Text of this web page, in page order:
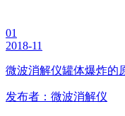
01
2018-11
微波消解仪罐体爆炸的
发布者：微波消解仪